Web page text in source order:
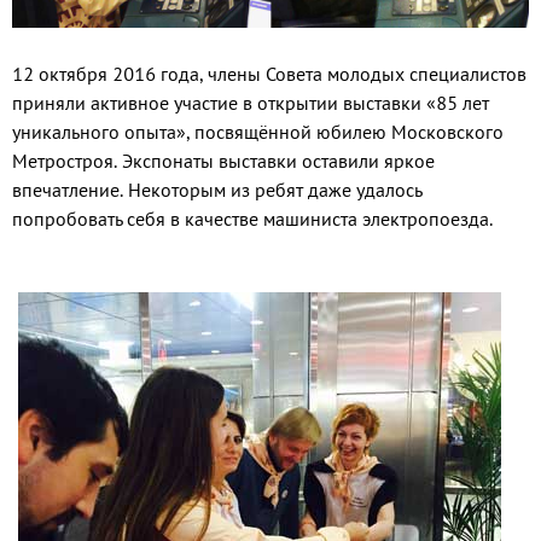
12 октября 2016 года, члены Совета молодых специалистов
приняли активное участие в открытии выставки «85 лет
уникального опыта», посвящённой юбилею Московского
Метростроя. Экспонаты выставки оставили яркое
впечатление. Некоторым из ребят даже удалось
попробовать себя в качестве машиниста электропоезда.